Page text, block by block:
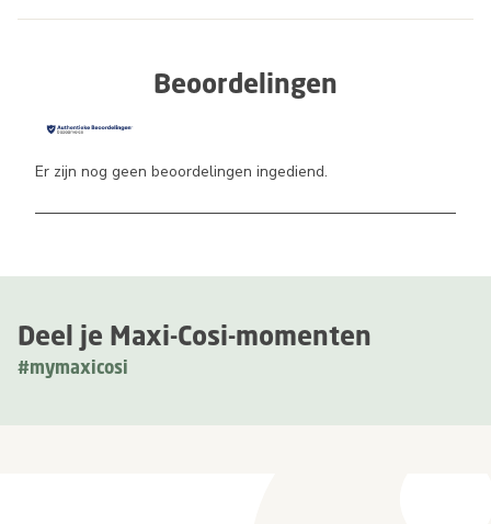
Deel je Maxi-Cosi-momenten
#mymaxicosi
Beoordelingen
Er zijn nog geen beoordelingen ingediend.